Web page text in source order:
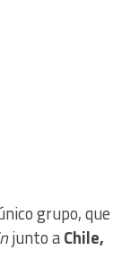
grupo, que
junto aChile,